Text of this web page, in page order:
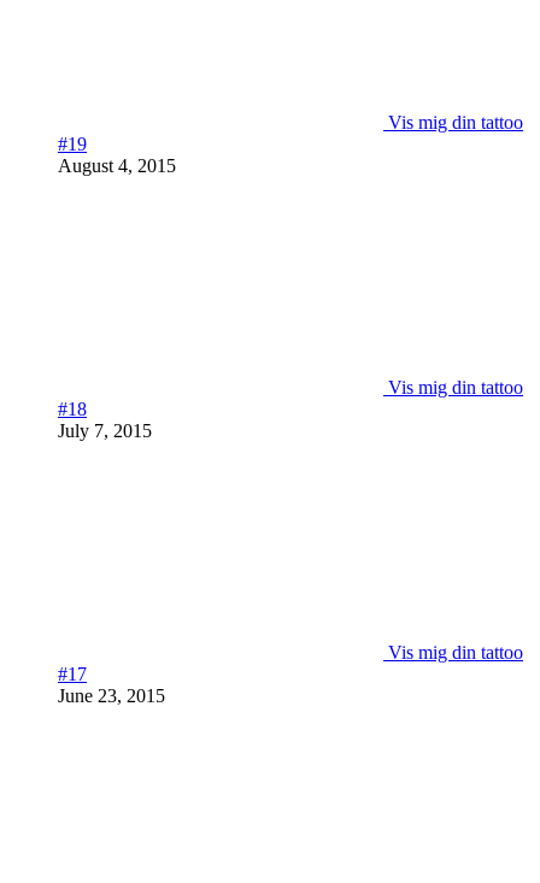
Vis mig din tattoo
#19
August 4, 2015
Vis mig din tattoo
#18
July 7, 2015
Vis mig din tattoo
#17
June 23, 2015